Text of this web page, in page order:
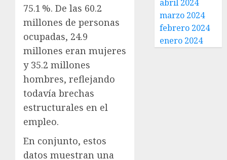
75.1 %. De las 60.2
millones de personas
ocupadas, 24.9
millones eran mujeres
y 35.2 millones
hombres, reflejando
todavía brechas
estructurales en el
empleo.
En conjunto, estos
datos muestran una
abril 2024
marzo 2024
febrero 2024
enero 2024